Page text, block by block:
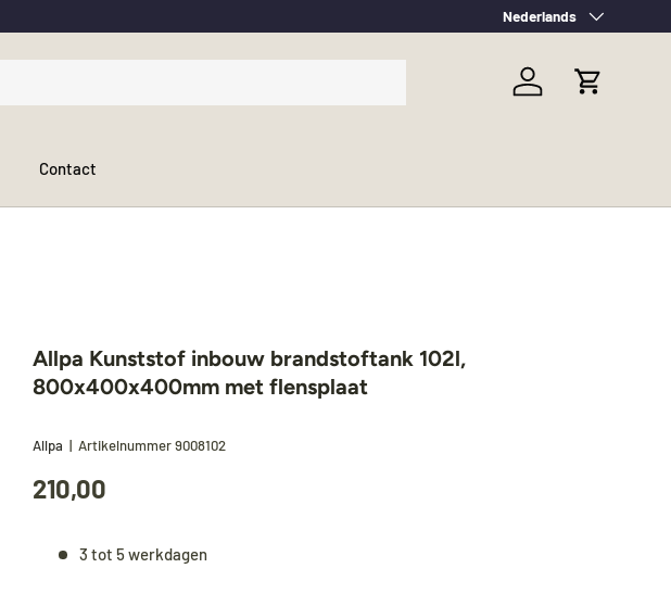
Taal
Nederlands
Inloggen
Contact
Allpa Kunststof inbouw brandstoftank 102l,
800x400x400mm met flensplaat
Allpa |Artikelnummer 9008102
210,00
3 tot 5 werkdagen